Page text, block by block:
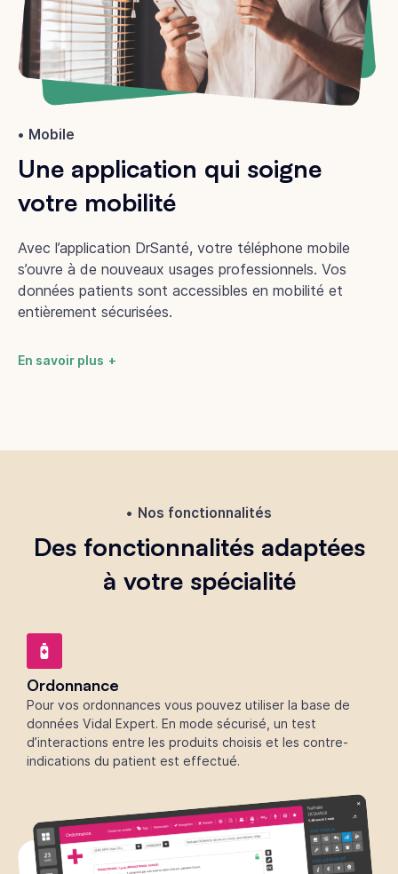
Mobile
Une application qui soigne
votre mobilité
Avec l’application DrSanté, votre téléphone mobile
s’ouvre à de nouveaux usages professionnels. Vos
données patients sont accessibles en mobilité et
entièrement sécurisées.
En savoir plus
Nos fonctionnalités
Des fonctionnalités adaptées
à votre spécialité
Ordonnance
Pour vos ordonnances vous pouvez utiliser la base de
données Vidal Expert. En mode sécurisé, un test
d’interactions entre les produits choisis et les contre-
indications du patient est effectué.